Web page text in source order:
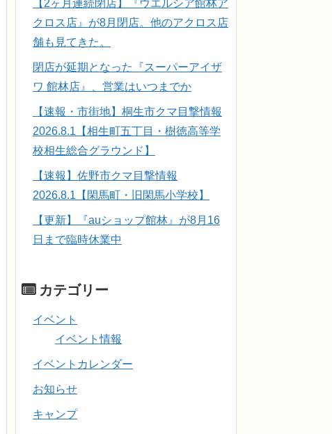
【2ヶ月連続閉店】『ウエルシア館林ア
クロス店』が8月閉店。他のアクロス店
舗も見てきた。
閉店が延期となった『スーパーアイザ
ワ 館林店』、営業はいつまでか
【速報・市街地】桐生市クマ目撃情報
2026.8.1【相生町五丁目・樹徳高等学
校相生総合グラウンド】
【速報】佐野市クマ目撃情報
2026.8.1【閑馬町・旧閑馬小学校】
【更新】『auショップ館林』が8月16
日まで臨時休業中
カテゴリー
イベント
イベント情報
イベントカレンダー
お知らせ
キャンプ